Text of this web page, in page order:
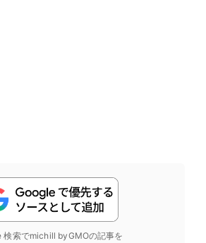
検索でmichill byGMOの記事を